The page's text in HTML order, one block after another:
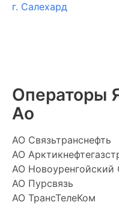
г. Салехард
Операторы
Ао
АО Cвязьтранснефть
АО
АО Новоуренгойский
АО Пурсвязь
АО ТрансТелеКом